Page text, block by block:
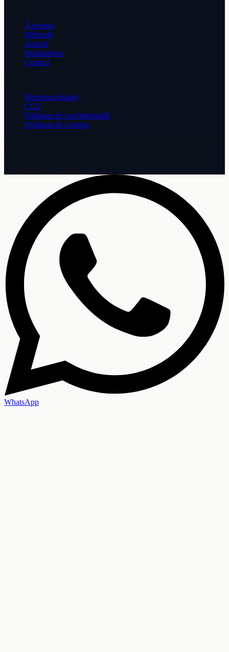
À propos
Méthode
Journal
Réalisations
Contact
Mentions légales
CGV
Politique de confidentialité
Politique de cookies
WhatsApp